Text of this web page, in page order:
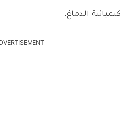
كيميائية الدماغ.